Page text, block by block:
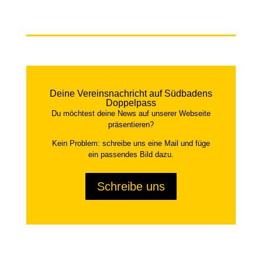
Deine Vereinsnachricht auf Südbadens
Doppelpass
Du möchtest deine News auf unserer Webseite
präsentieren?
Kein Problem: schreibe uns eine Mail und füge
ein passendes Bild dazu.
Schreibe uns